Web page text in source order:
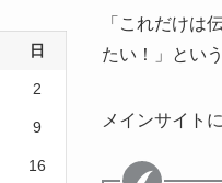
日
2
9
16
「これだけは
たい！」とい
メインサイト